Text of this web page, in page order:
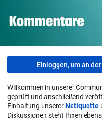
Einloggen, um an
Willkommen in unserer
geprüft und anschließend
Einhaltung unsererNetiquette
Diskussionen steht Ihnen